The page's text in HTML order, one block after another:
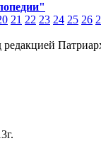
21 22 23 24 25 26